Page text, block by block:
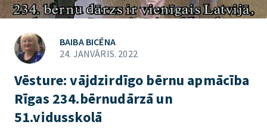
BAIBA BICĒNA
24. JANVĀRIS. 2022
Vēsture: vājdzirdīgo bērnu apmācība
Rīgas 234.bērnudārzā un
51.vidusskolā